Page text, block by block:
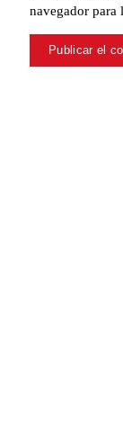
navegador para